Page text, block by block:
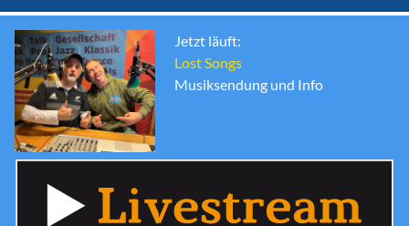
Jetzt läuft:
Lost Songs
Musiksendung und Info